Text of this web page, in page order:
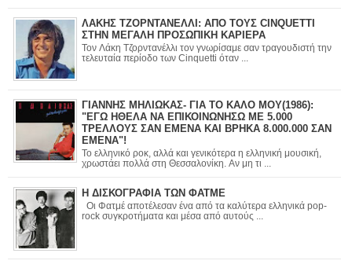
ΛΑΚΗΣ ΤΖΟΡΝΤΑΝΕΛΛΙ: ΑΠΟ ΤΟΥΣ CINQUETTI
ΣΤΗΝ ΜΕΓΑΛΗ ΠΡΟΣΩΠΙΚΗ ΚΑΡΙΕΡΑ
Τον Λάκη Τζορντανέλλι τον γνωρίσαμε σαν τραγουδιστή την
τελευταία περίοδο των Cinquetti όταν ...
ΓΙΑΝΝΗΣ ΜΗΛΙΩΚΑΣ- ΓΙΑ ΤΟ ΚΑΛΟ ΜΟΥ(1986):
"ΕΓΩ ΗΘΕΛΑ ΝΑ ΕΠΙΚΟΙΝΩΝΗΣΩ ΜΕ 5.000
ΤΡΕΛΛΟΥΣ ΣΑΝ ΕΜΕΝΑ ΚΑΙ ΒΡΗΚΑ 8.000.000 ΣΑΝ
ΕΜΕΝΑ"!
Το ελληνικό ροκ, αλλά και γενικότερα η ελληνική μουσική,
χρωστάει πολλά στη Θεσσαλονίκη. Αν μη τι ...
Η ΔΙΣΚΟΓΡΑΦΙΑ ΤΩΝ ΦΑΤΜΕ
Οι Φατμέ αποτέλεσαν ένα από τα καλύτερα ελληνικά pop-
rock συγκροτήματα και μέσα από αυτούς ...